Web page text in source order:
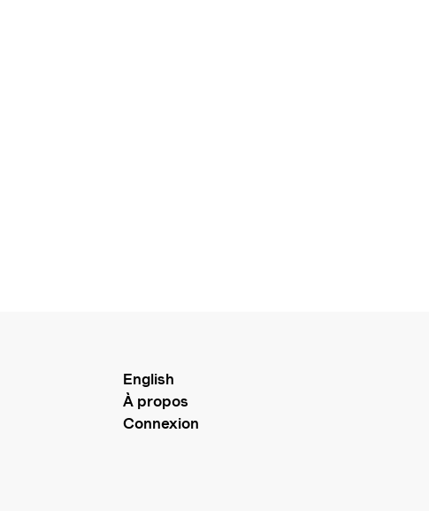
English
À propos
Connexion